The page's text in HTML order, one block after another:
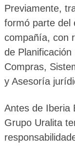
Previamente,
formó parte del
compañía, con
de
Compras,
y Asesoría
Antes de Iberia
Grupo Uralita